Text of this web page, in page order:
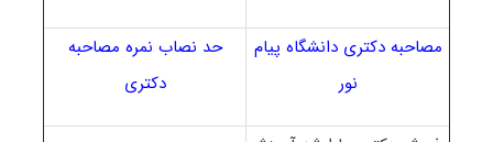
مصاحبه دکتری دانشگاه پیام
نور
حد نصاب نمره مصاحبه
دکتری